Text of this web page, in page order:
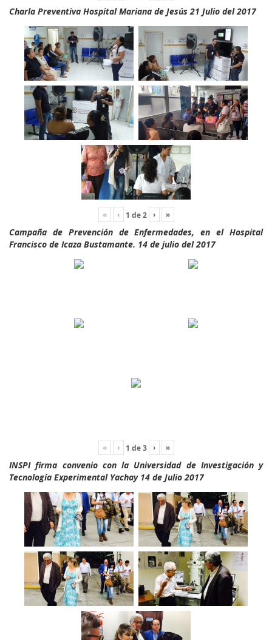
Charla Preventiva Hospital Mariana de Jesús 21 Julio del 2017
« ‹ 1 de2 › »
Campaña de Prevención de Enfermedades, en el Hospital
Francisco de Icaza Bustamante. 14 de julio del 2017
« ‹ 1 de3 › »
INSPI firma convenio con la Universidad de Investigación y
Tecnología Experimental Yachay 14 de Julio 2017